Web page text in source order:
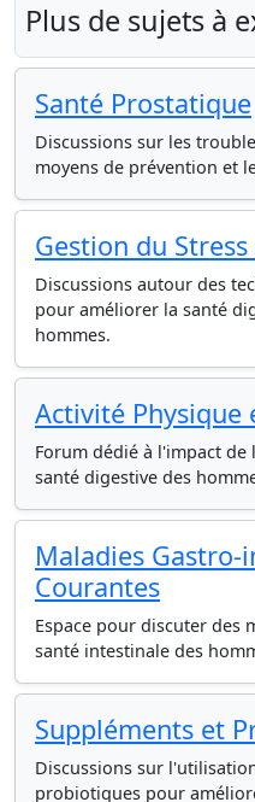
Plus de sujets à
Santé Prostatique
Discussions sur les
moyens de prévention et
Gestion du
Discussions autour des
pour améliorer la santé
hommes.
Activité Physique
Forum dédié à l'impact de
santé digestive des
Maladies Gastro-
Courantes
Espace pour discuter des
santé intestinale des
Suppléments et
Discussions sur
probiotiques pour